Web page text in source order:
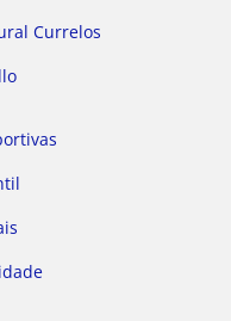
Currelos